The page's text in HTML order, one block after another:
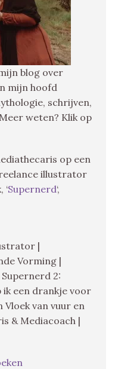
blog over
mijn hoofd
schrijven,
weten? Klik op
op een
illustrator
‘Supernerd‘,
|
Vorming |
2:
ik een drankje voor
Vloek van vuur en
& Mediacoach |